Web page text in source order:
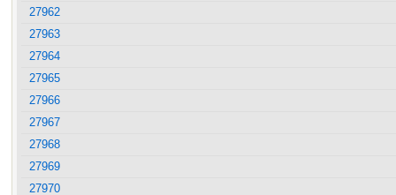
27962
27963
27964
27965
27966
27967
27968
27969
27970